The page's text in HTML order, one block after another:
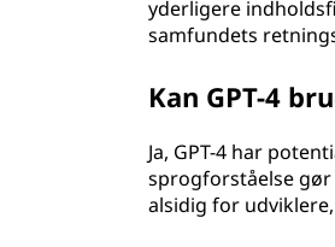
yderligere
samfundets
Kan GPT-4
Ja, GPT-4 har
sprogforståelse
alsidig for